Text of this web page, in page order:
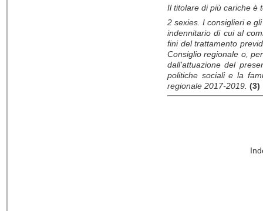
Il titolare di più cariche è
2 sexies. I consiglieri e
indennitario di cui al
fini del trattamento
Consiglio regionale o,
dall'attuazione del
politiche sociali e la
regionale 2017-2019. (3)